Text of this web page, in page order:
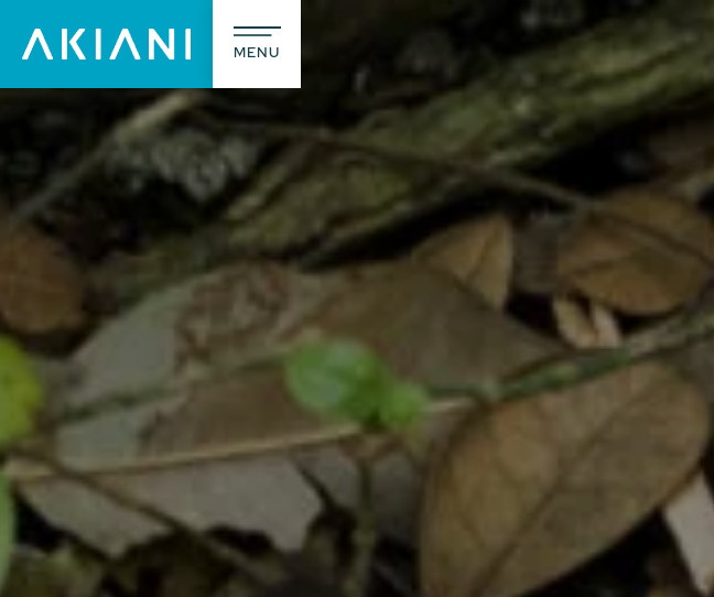
MENU
L’agence
A propos
Notre métier
Ergonomie
Réalisations